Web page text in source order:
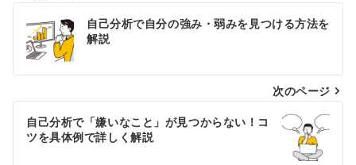
稿
ビ
ゲ
自己分析で自分の強み・弱みを見つける方法を
解説
次のページ
自己分析で「嫌いなこと」が見つからない！コ
ツを具体例で詳しく解説